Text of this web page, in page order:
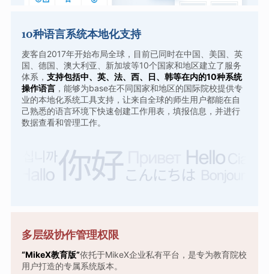
10种语言系统本地化支持
麦客自2017年开始布局全球，目前已同时在中国、美国、英
国、德国、澳大利亚、新加坡等10个国家和地区建立了服务
体系， 支持包括中、英、法、西、日、韩等在内的10种系统
操作语言，能够为base在不同国家和地区的国际院校提供专
业的本地化系统工具支持，让来自全球的师生用户都能在自
己熟悉的语言环境下快速创建工作用表，填报信息，并进行
数据查看和管理工作。
多层级协作管理权限
“MikeX教育版”依托于MikeX企业私有平台，是专为教育院校
用户打造的专属系统版本。